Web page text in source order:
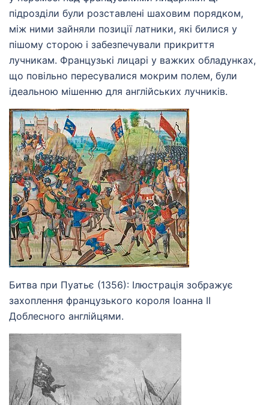
підрозділи були розставлені шаховим порядком,
між ними зайняли позиції латники, які билися у
пішому сторою і забезпечували прикриття
лучникам. Французькі лицарі у важких обладунках,
що повільно пересувалися мокрим полем, були
ідеальною мішенню для англійських лучників.
Битва при Пуатьє (1356): Ілюстрація зображує
захоплення французького короля Іоанна II
Доблесного англійцями.